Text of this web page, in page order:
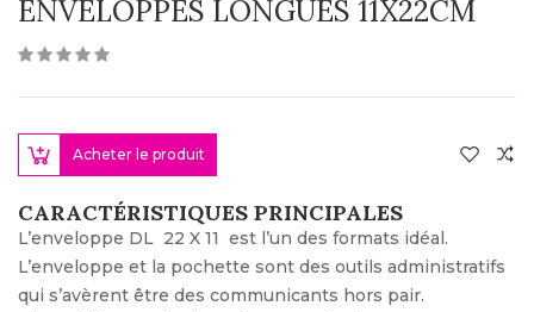
ENVELOPPES LONGUES 11X22CM
Acheter le produit
CARACTÉRISTIQUES PRINCIPALES
L’enveloppe DL 22 X 11 est l’un des formats idéal.
L’enveloppe et la pochette sont des outils administratifs
qui s’avèrent être des communicants hors pair.